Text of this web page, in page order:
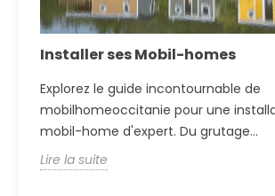
Installer ses Mobil-homes
Explorez le guide incontournable de
mobilhomeoccitanie pour une
mobil-home d'expert. Du grutage...
Lire la suite